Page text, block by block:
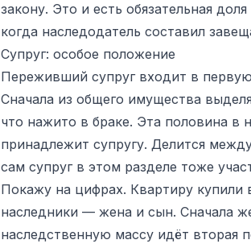
закону. Это и есть обязательная доля
когда наследодатель составил
Супруг: особое положение
Переживший супруг входит в
Сначала из общего имущества
что нажито в браке. Эта половина в
принадлежит супругу. Делится
сам супруг в этом разделе тоже
Покажу на цифрах. Квартиру купили
наследники — жена и сын. Сначала
наследственную массу идёт вторая